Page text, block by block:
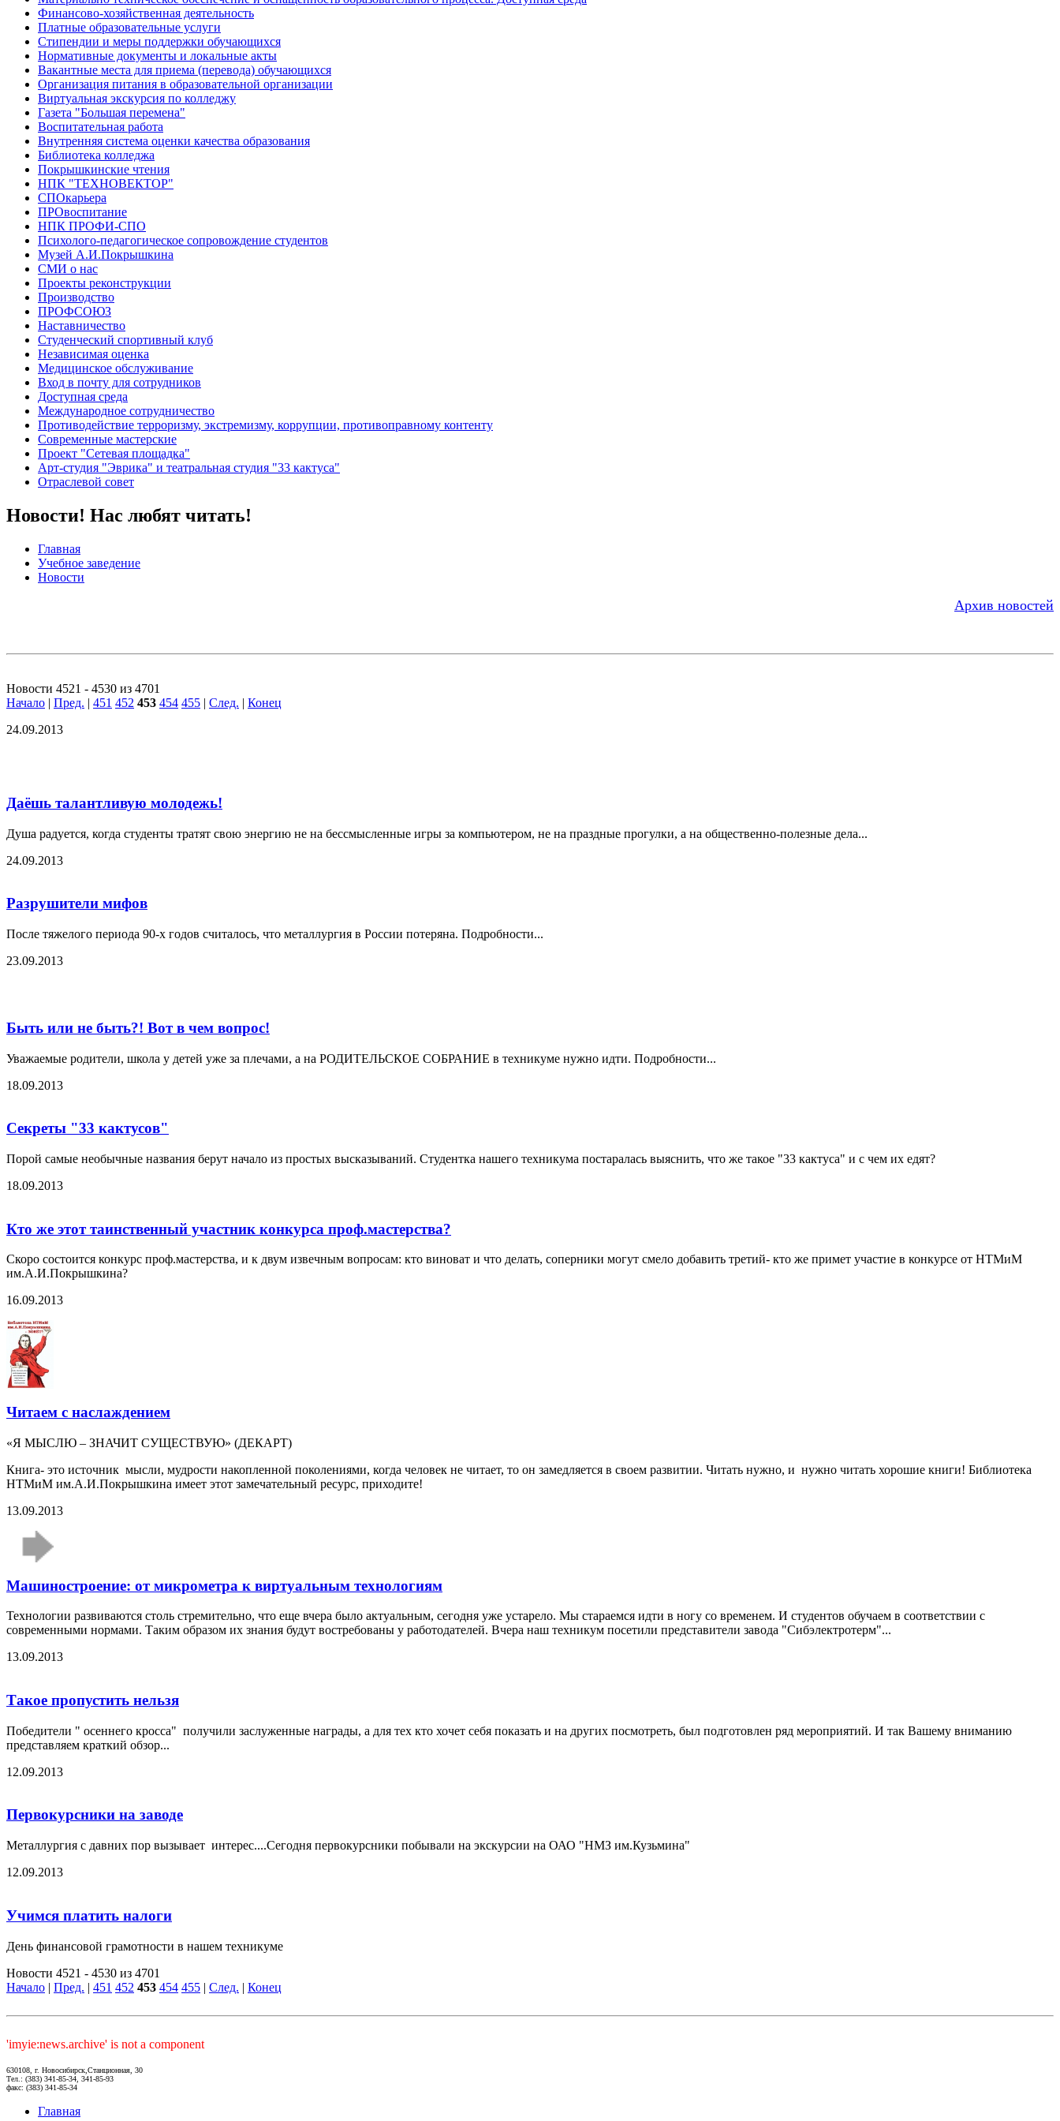
Финансово-хозяйственная деятельность
Платные образовательные услуги
Стипендии и меры поддержки обучающихся
Нормативные документы и локальные акты
Вакантные места для приема (перевода) обучающихся
Организация питания в образовательной организации
Виртуальная экскурсия по колледжу
Газета "Большая перемена"
Воспитательная работа
Внутренняя система оценки качества образования
Библиотека колледжа
Покрышкинские чтения
НПК "ТЕХНОВЕКТОР"
СПОкарьера
ПРОвоспитание
НПК ПРОФИ-СПО
Психолого-педагогическое сопровождение студентов
Музей А.И.Покрышкина
СМИ о нас
Проекты реконструкции
Производство
ПРОФСОЮЗ
Наставничество
Студенческий спортивный клуб
Независимая оценка
Медицинское обслуживание
Вход в почту для сотрудников
Доступная среда
Международное сотрудничество
Противодействие терроризму, экстремизму, коррупции, противоправному контенту
Современные мастерские
Проект "Сетевая площадка"
Арт-студия "Эврика" и театральная студия "33 кактуса"
Отраслевой совет
Новости! Нас любят читать!
Главная
Учебное заведение
Новости
Архив новостей
Новости 4521 - 4530 из 4701
Начало | Пред. | 451 452 453 454 455 | След. | Конец
24.09.2013
Даёшь талантливую молодежь!
Душа радуется, когда студенты тратят свою энергию не на бессмысленные игры за компьютером, не на праздные прогулки, а на общественно-полезные дела...
24.09.2013
Разрушители мифов
После тяжелого периода 90-х годов считалось, что металлургия в России потеряна. Подробности...
23.09.2013
Быть или не быть?! Вот в чем вопрос!
Уважаемые родители, школа у детей уже за плечами, а на РОДИТЕЛЬСКОЕ СОБРАНИЕ в техникуме нужно идти. Подробности...
18.09.2013
Секреты "33 кактусов"
Порой самые необычные названия берут начало из простых высказываний. Студентка нашего техникума постаралась выяснить, что же такое "33 кактуса" и с чем их едят?
18.09.2013
Кто же этот таинственный участник конкурса проф.мастерства?
Скоро состоится конкурс проф.мастерства, и к двум извечным вопросам: кто виноват и что делать, соперники могут смело добавить третий- кто же примет участие в конкурсе от НТМиМ
им.А.И.Покрышкина?
16.09.2013
Читаем с наслаждением
«Я МЫСЛЮ – ЗНАЧИТ СУЩЕСТВУЮ» (ДЕКАРТ)
Книга- это источник мысли, мудрости накопленной поколениями, когда человек не читает, то он замедляется в своем развитии. Читать нужно, и нужно читать хорошие книги! Библиотека
НТМиМ им.А.И.Покрышкина имеет этот замечательный ресурс, приходите!
13.09.2013
Машиностроение: от микрометра к виртуальным технологиям
Технологии развиваются столь стремительно, что еще вчера было актуальным, сегодня уже устарело. Мы стараемся идти в ногу со временем. И студентов обучаем в соответствии с
современными нормами. Таким образом их знания будут востребованы у работодателей. Вчера наш техникум посетили представители завода "Сибэлектротерм"...
13.09.2013
Такое пропустить нельзя
Победители " осеннего кросса" получили заслуженные награды, а для тех кто хочет себя показать и на других посмотреть, был подготовлен ряд мероприятий. И так Вашему вниманию
представляем краткий обзор...
12.09.2013
Первокурсники на заводе
Металлургия с давних пор вызывает интерес....Сегодня первокурсники побывали на экскурсии на ОАО "НМЗ им.Кузьмина"
12.09.2013
Учимся платить налоги
День финансовой грамотности в нашем техникуме
Новости 4521 - 4530 из 4701
Начало | Пред. | 451 452 453 454 455 | След. | Конец
'imyie:news.archive' is not a component
630108, г. Новосибирск,Станционная, 30
Тел.: (383) 341-85-34, 341-85-93
факс: (383) 341-85-34
Главная